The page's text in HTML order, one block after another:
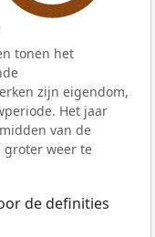
tonen het
zijn eigendom,
Het jaar
van de
groter weer te
de definities